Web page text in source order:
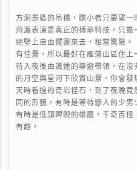
方洞景區的吊橋，膽小者只要望一
飛渡表演是真正的搏命特技，只靠
絕壁上自由擺盪來去，相當驚險。
有佳景，所以最好在雁蕩山區住上
待入夜後由識途的導遊帶領，在沒
的月空與星河下欣賞山景。你會發
天時看過的奇岩怪石，到了夜晚竟
同的形貌，有時是等待戀人的少男
有時是低頭睥睨的雄鷹，千奇百怪
有趣。